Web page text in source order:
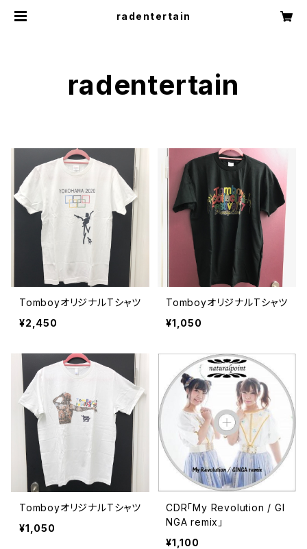
radentertain
radentertain
TomboyオリジナルTシャツ
¥2,450
TomboyオリジナルTシャツ
¥1,050
TomboyオリジナルTシャツ
¥1,050
CDR「My Revolution / GI
NGA remix」
¥1,100